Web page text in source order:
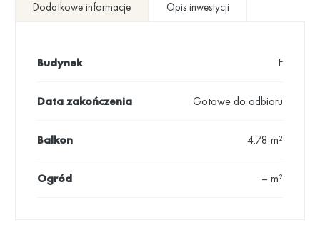
Dodatkowe informacje Opis inwestycji
Budynek F
Data zakończenia Gotowe do odbioru
Balkon 4.78 m²
Ogród – m²